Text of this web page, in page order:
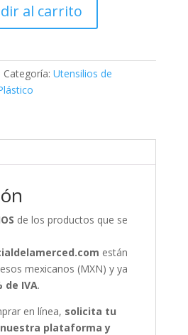
al carrito
Categoría: Utensilios de
de los productos que se
están
mexicanos (MXN) y ya
de IVA.
en línea, solicita tu
plataforma y